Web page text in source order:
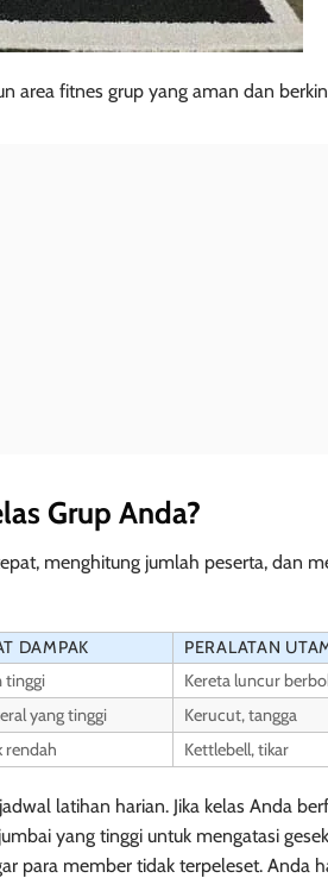
area fitnes grup yang aman dan
Grup Anda?
menghitung jumlah peserta, dan
DAMPAK
PERALATAN
tinggi
Kereta luncur
yang tinggi
Kerucut, tangga
rendah Kettlebell, tikar
latihan harian. Jika kelas Anda
yang tinggi untuk mengatasi
para member tidak terpeleset. Anda